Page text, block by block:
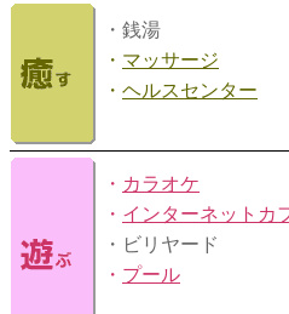
・銭湯
・ マッサージ
・ ヘルスセンター
・ カラオケ
・ インターネットカ
・ビリヤード
・ プール